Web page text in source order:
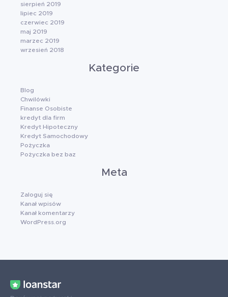
sierpień 2019
lipiec 2019
czerwiec 2019
maj 2019
marzec 2019
wrzesień 2018
Kategorie
Blog
Chwilówki
Finanse Osobiste
kredyt dla firm
Kredyt Hipoteczny
Kredyt Samochodowy
Pożyczka
Pożyczka bez baz
Meta
Zaloguj się
Kanał wpisów
Kanał komentarzy
WordPress.org